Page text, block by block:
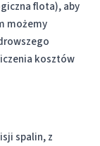
flota), aby
możemy
kosztów
spalin, z